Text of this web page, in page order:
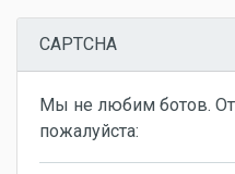
CAPTCHA
Мы не любим ботов.
пожалуйста: